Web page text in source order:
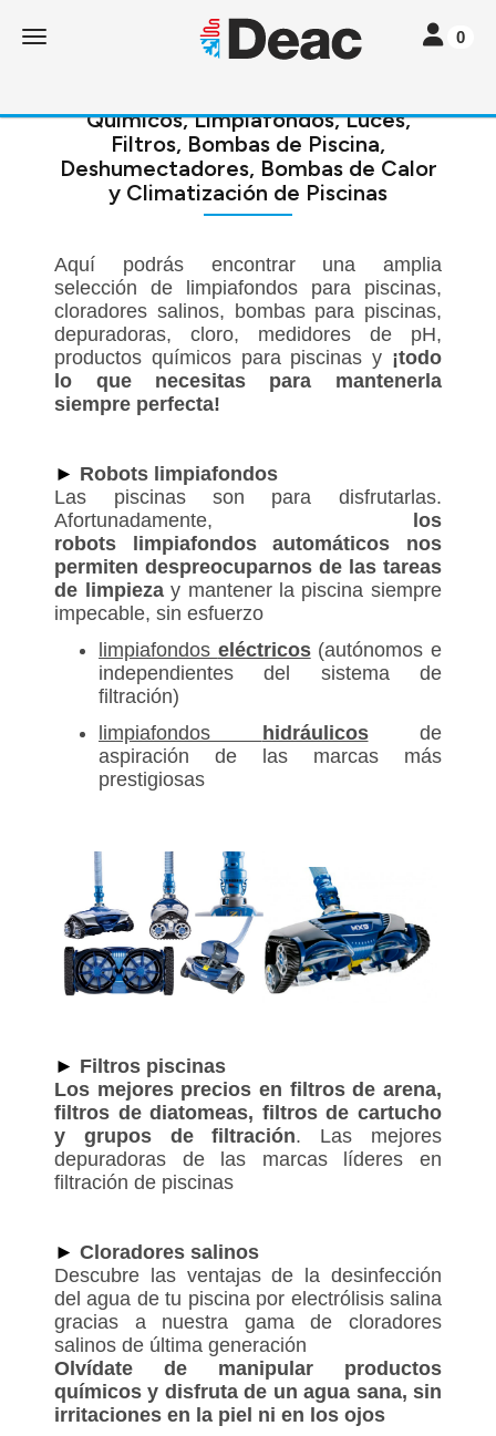
Toggle navigation Toggle
0
Químicos, Limpiafondos, Luces,
Filtros, Bombas de Piscina,
Deshumectadores, Bombas de Calor
y Climatización de Piscinas
Aquí podrás encontrar una amplia
selección de limpiafondos para piscinas,
cloradores salinos, bombas para piscinas,
depuradoras, cloro, medidores de pH,
productos químicos para piscinas y ¡todo
lo que necesitas para mantenerla
siempre perfecta!
► Robots limpiafondos
Las piscinas son para disfrutarlas.
Afortunadamente,
los
robots limpiafondos automáticos nos
permiten despreocuparnos de las tareas
de limpiezay mantener la piscina siempre
impecable, sin esfuerzo
limpiafondos eléctricos(autónomos e
independientes del sistema de
filtración)
limpiafondos
hidráulicos
de
aspiración de las marcas más
prestigiosas
► Filtros piscinas
Los mejores precios en filtros de arena,
filtros de diatomeas, filtros de cartucho
y grupos de filtración. Las mejores
depuradoras de las marcas líderes en
filtración de piscinas
►Cloradores salinos
Descubre las ventajas de la desinfección
del agua de tu piscina por electrólisis salina
gracias a nuestra gama de cloradores
salinos de última generación
Olvídate de manipular productos
químicos y disfruta de un agua sana, sin
irritaciones en la piel ni en los ojos